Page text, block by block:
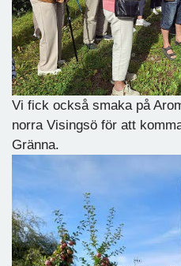
Vi fick också smaka på
norra Visingsö för att
Gränna.